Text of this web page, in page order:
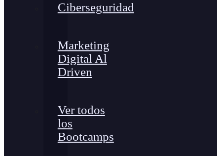
Ciberseguridad
Marketing
Digital Al
Driven
Ver todos
los
Bootcamps